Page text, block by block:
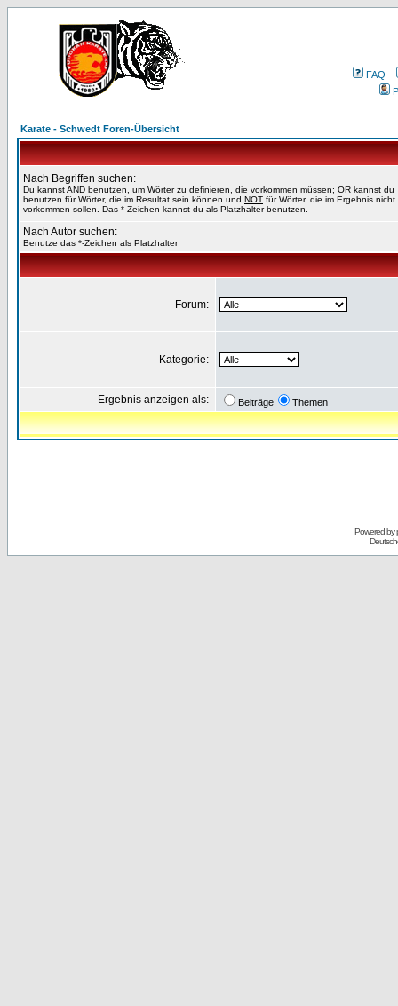
FAQ
Karate - Schwedt Foren-Übersicht
Nach Begriffen suchen:
Du kannstAND benutzen, um Wörter zu definieren, die vorkommen müssen; OR kannst du
benutzen für Wörter, die im Resultat sein können und NOT für Wörter, die im Ergebnis nicht
vorkommen sollen. Das *-Zeichen kannst du als Platzhalter benutzen.
Nach Autor suchen:
Benutze das *-Zeichen als Platzhalter
Forum:
Kategorie:
Ergebnis anzeigen als: Beiträge Themen
Powered by